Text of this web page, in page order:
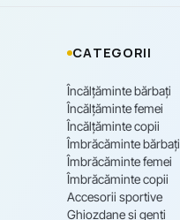
CATEGORII
Încălțăminte bărbați
Încălțăminte femei
Încălțăminte copii
Îmbrăcăminte bărbați
Îmbrăcăminte femei
Îmbrăcăminte copii
Accesorii sportive
Ghiozdane și genți